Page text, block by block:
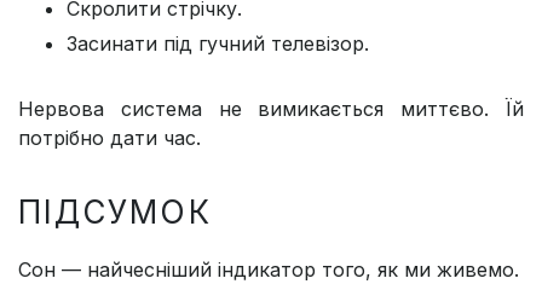
Скролити стрічку.
Засинати під гучний телевізор.
Нервова система не вимикається миттєво. Їй
потрібно дати час.
ПІДСУМОК
Сон — найчесніший індикатор того, як ми живемо.